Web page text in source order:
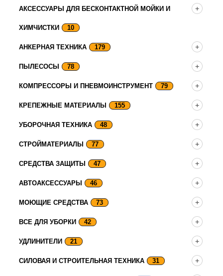
АКСЕССУАРЫ ДЛЯ БЕСКОНТАКТНОЙ МОЙКИ И
ХИМЧИСТКИ 10
АНКЕРНАЯ ТЕХНИКА 179
ПЫЛЕСОСЫ 78
КОМПРЕССОРЫ И ПНЕВМОИНСТРУМЕНТ 79
КРЕПЕЖНЫЕ МАТЕРИАЛЫ 155
УБОРОЧНАЯ ТЕХНИКА 48
СТРОЙМАТЕРИАЛЫ 77
СРЕДСТВА ЗАЩИТЫ 47
АВТОАКСЕССУАРЫ 46
МОЮЩИЕ СРЕДСТВА 73
ВСЕ ДЛЯ УБОРКИ 42
УДЛИНИТЕЛИ 21
СИЛОВАЯ И СТРОИТЕЛЬНАЯ ТЕХНИКА 31